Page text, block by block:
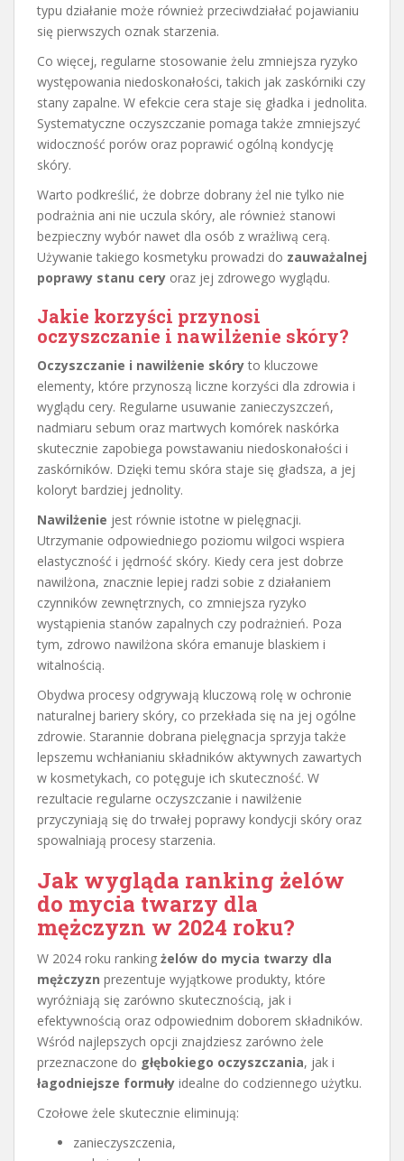
typu działanie może również przeciwdziałać pojawianiu
się pierwszych oznak starzenia.
Co więcej, regularne stosowanie żelu zmniejsza ryzyko
występowania niedoskonałości, takich jak zaskórniki czy
stany zapalne. W efekcie cera staje się gładka i jednolita.
Systematyczne oczyszczanie pomaga także zmniejszyć
widoczność porów oraz poprawić ogólną kondycję
skóry.
Warto podkreślić, że dobrze dobrany żel nie tylko nie
podrażnia ani nie uczula skóry, ale również stanowi
bezpieczny wybór nawet dla osób z wrażliwą cerą.
Używanie takiego kosmetyku prowadzi do zauważalnej
poprawy stanu cery oraz jej zdrowego wyglądu.
Jakie korzyści przynosi
oczyszczanie i nawilżenie skóry?
Oczyszczanie i nawilżenie skóry to kluczowe
elementy, które przynoszą liczne korzyści dla zdrowia i
wyglądu cery. Regularne usuwanie zanieczyszczeń,
nadmiaru sebum oraz martwych komórek naskórka
skutecznie zapobiega powstawaniu niedoskonałości i
zaskórników. Dzięki temu skóra staje się gładsza, a jej
koloryt bardziej jednolity.
Nawilżenie jest równie istotne w pielęgnacji.
Utrzymanie odpowiedniego poziomu wilgoci wspiera
elastyczność i jędrność skóry. Kiedy cera jest dobrze
nawilżona, znacznie lepiej radzi sobie z działaniem
czynników zewnętrznych, co zmniejsza ryzyko
wystąpienia stanów zapalnych czy podrażnień. Poza
tym, zdrowo nawilżona skóra emanuje blaskiem i
witalnością.
Obydwa procesy odgrywają kluczową rolę w ochronie
naturalnej bariery skóry, co przekłada się na jej ogólne
zdrowie. Starannie dobrana pielęgnacja sprzyja także
lepszemu wchłanianiu składników aktywnych zawartych
w kosmetykach, co potęguje ich skuteczność. W
rezultacie regularne oczyszczanie i nawilżenie
przyczyniają się do trwałej poprawy kondycji skóry oraz
spowalniają procesy starzenia.
Jak wygląda ranking żelów
do mycia twarzy dla
mężczyzn w 2024 roku?
W 2024 roku ranking żelów do mycia twarzy dla
mężczyzn prezentuje wyjątkowe produkty, które
wyróżniają się zarówno skutecznością, jak i
efektywnością oraz odpowiednim doborem składników.
Wśród najlepszych opcji znajdziesz zarówno żele
przeznaczone do głębokiego oczyszczania, jak i
łagodniejsze formuły idealne do codziennego użytku.
Czołowe żele skutecznie eliminują:
zanieczyszczenia,